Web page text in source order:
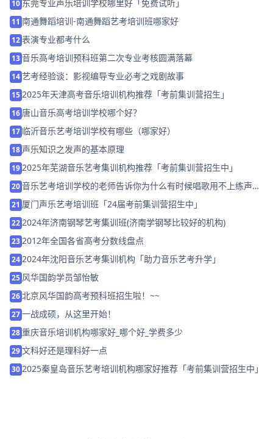
10 东莞专业声乐培训学校哪里好「免费试听」
11 南通舞蹈培训-南通舞蹈艺考培训班哪家好
12表演专业都考什么
13音乐高考培训预科班第二次专业考核圆满落幕
14艺考经验谈：影视编导专业必考之戏剧故事
15 2025年天津高考音乐培训机构推荐「考前集训营招生」
16 唐山音乐高考培训学校哪个好？
17 临沂音乐艺考培训学校有哪些（哪家好）
18 声乐知识之发声的基本原理
19 2025年芜湖音乐艺考集训机构推荐「考前集训营招生中」
20音乐艺考培训学校的老师告诉你为什么有时候唱歌用不上练声的
方法？
21 厦门声乐艺考培训班「24届考前集训营招生中」
22 2024年济南钢琴艺考集训班(济南学钢琴比较好的机构)
23 2012年全国各省高考分数线盘点
24 2024年沈阳音乐艺考集训机构「助力音乐艺考升学」
25 风华国韵学员邹怡敏
26 北京风华国韵高考预科班招生啦！~~
27一战成硕，从这里开始！
28重庆音乐培训机构哪家好_哪个好_学费多少
29文科好还是理科好一点
30 2025秦皇岛音乐艺考培训机构哪家好推荐「考前集训营招生中」